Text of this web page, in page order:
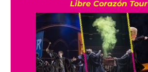
Libre Corazón Tour